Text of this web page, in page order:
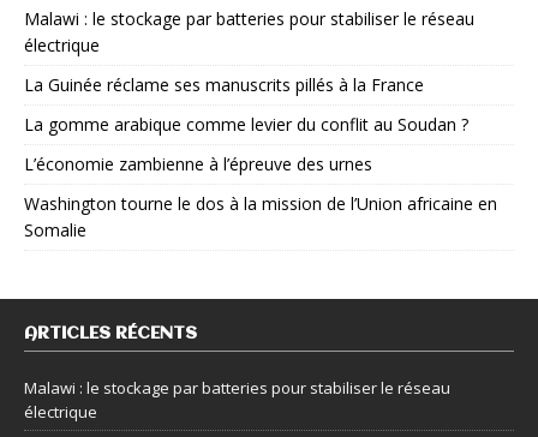
Malawi : le stockage par batteries pour stabiliser le réseau
électrique
La Guinée réclame ses manuscrits pillés à la France
La gomme arabique comme levier du conflit au Soudan ?
L’économie zambienne à l’épreuve des urnes
Washington tourne le dos à la mission de l’Union africaine en
Somalie
ARTICLES RÉCENTS
Malawi : le stockage par batteries pour stabiliser le réseau
électrique